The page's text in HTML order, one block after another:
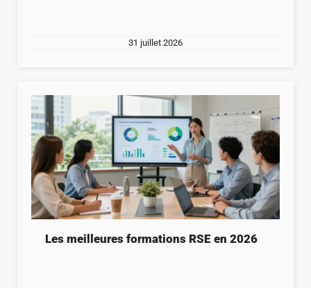
31 juillet 2026
Les meilleures formations RSE en 2026